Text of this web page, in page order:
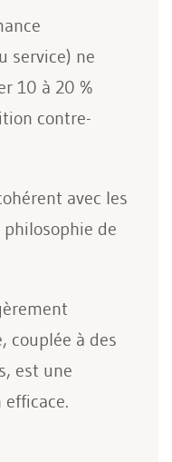
service) ne
10 à 20 %
contre-
avec les
de
couplée à des
est une